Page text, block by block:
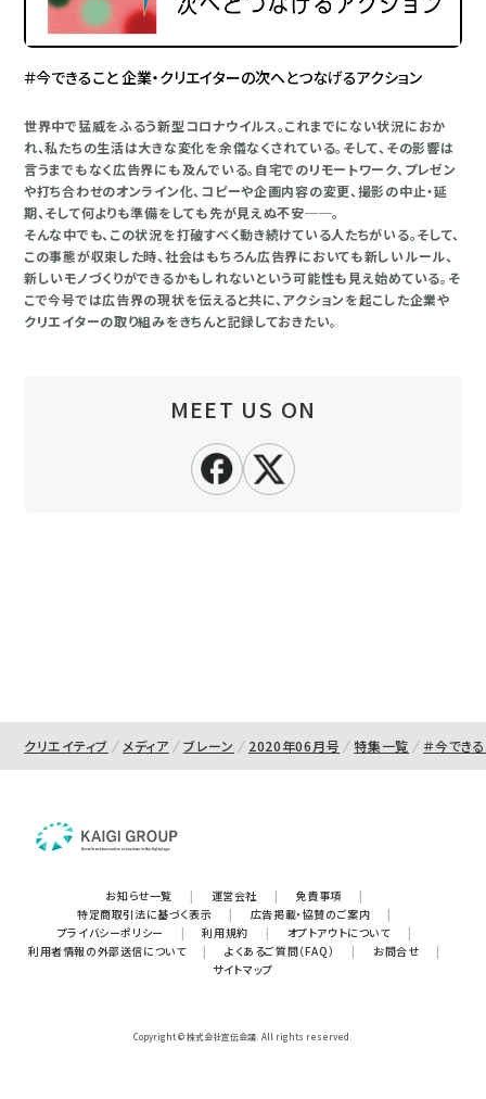
＃今できること 企業・クリエイターの次へとつなげるアクション
世界中で猛威をふるう新型コロナウイルス。これまでにない状況におか
れ、私たちの生活は大きな変化を余儀なくされている。そして、その影響は
言うまでもなく広告界にも及んでいる。自宅でのリモートワーク、プレゼン
や打ち合わせのオンライン化、コピーや企画内容の変更、撮影の中止・延
期、そして何よりも準備をしても先が見えぬ不安──。
そんな中でも、この状況を打破すべく動き続けている人たちがいる。そして、
この事態が収束した時、社会はもちろん広告界においても新しいルール、
新しいモノづくりができるかもしれないという可能性も見え始めている。そ
こで今号では広告界の現状を伝えると共に、アクションを起こした企業や
クリエイターの取り組みをきちんと記録しておきたい。
MEET US ON
クリエイティブ メディア ブレーン 2020年06月号 特集一覧 ＃今でき
お知らせ一覧 | 運営会社 | 免責事項
|
特定商取引法に基づく表示
| 広告掲載・協賛のご案内
|
プライバシーポリシー
| 利用規約 | オプトアウトについて
|
利用者情報の外部送信について
| よくあるご質問（FAQ） | お問合せ
|
サイトマップ
Copyright © 株式会社宣伝会議. All rights reserved.